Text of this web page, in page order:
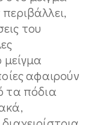
του
μείγμα
αφαιρούν
τα πόδια